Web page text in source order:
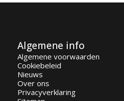
Algemene info
Algemene voorwaarden
Cookiebeleid
Nieuws
Over ons
Privacyverklaring